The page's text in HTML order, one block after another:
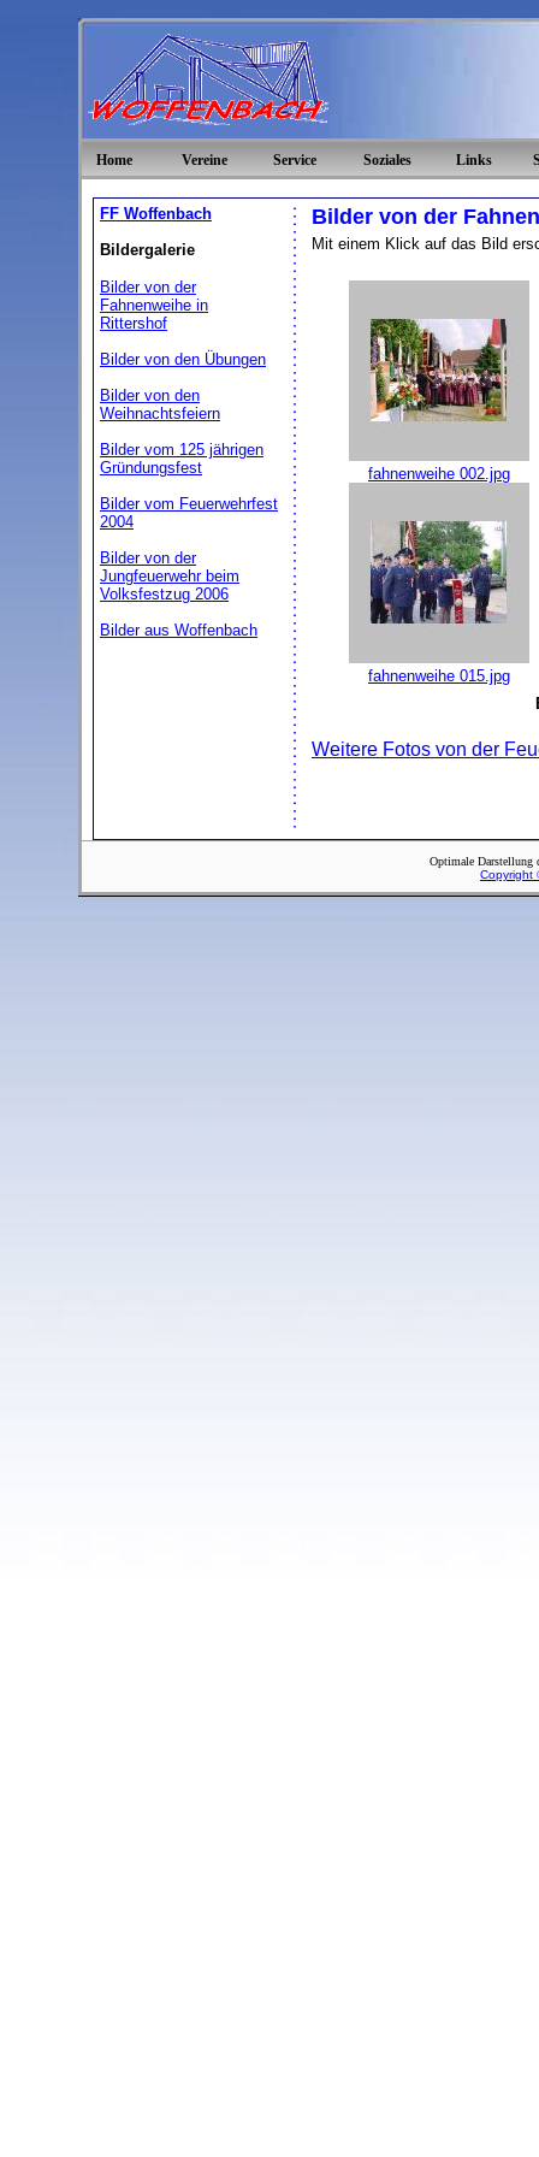
Home Vereine Service Soziales Links
FF Woffenbach
Bildergalerie
Bilder von der
Fahnenweihe in
Rittershof
Bilder von den Übungen
Bilder von den
Weihnachtsfeiern
Bilder vom 125 jährigen
Gründungsfest
Bilder vom Feuerwehrfest
2004
Bilder von der
Jungfeuerwehr beim
Volksfestzug 2006
Bilder aus Woffenbach
Bilder von der
Mit einem Klick auf das Bild
fahnenweihe 002.jpg
fahnenweihe 015.jpg
Weitere Fotos von der
Optimale Darstellung
Copyright